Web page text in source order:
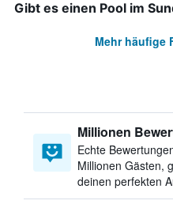
Gibt es einen Pool im
Mehr häufige
Millionen
Echte
Millionen Gästen,
deinen perfekten